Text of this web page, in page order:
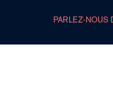
PARLEZ-NOUS